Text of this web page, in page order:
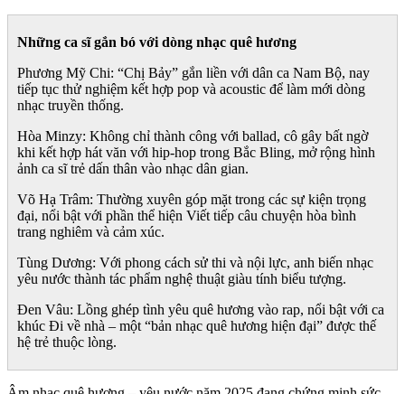
Những ca sĩ gắn bó với dòng nhạc quê hương
Phương Mỹ Chi: “Chị Bảy” gắn liền với dân ca Nam Bộ, nay
tiếp tục thử nghiệm kết hợp pop và acoustic để làm mới dòng
nhạc truyền thống.
Hòa Minzy: Không chỉ thành công với ballad, cô gây bất ngờ
khi kết hợp hát văn với hip-hop trong Bắc Bling, mở rộng hình
ảnh ca sĩ trẻ dấn thân vào nhạc dân gian.
Võ Hạ Trâm: Thường xuyên góp mặt trong các sự kiện trọng
đại, nổi bật với phần thể hiện Viết tiếp câu chuyện hòa bình
trang nghiêm và cảm xúc.
Tùng Dương: Với phong cách sử thi và nội lực, anh biến nhạc
yêu nước thành tác phẩm nghệ thuật giàu tính biểu tượng.
Đen Vâu: Lồng ghép tình yêu quê hương vào rap, nổi bật với ca
khúc Đi về nhà – một “bản nhạc quê hương hiện đại” được thế
hệ trẻ thuộc lòng.